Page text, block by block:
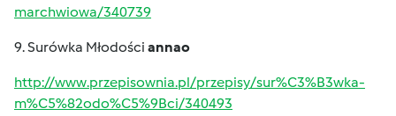
marchwiowa/340739
9. Surówka Młodości annao
http://www.przepisownia.pl/przepisy/sur%C3%B3wka-
m%C5%82odo%C5%9Bci/340493